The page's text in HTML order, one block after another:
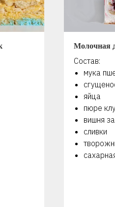
Молочная
Состав:
мука
яйца
пюре
вишня
сливки